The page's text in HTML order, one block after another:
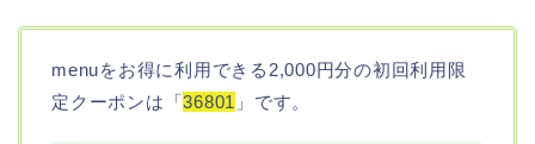
menuをお得に利用できる2,000円分の初回利用限
定クーポンは「36801 」です。